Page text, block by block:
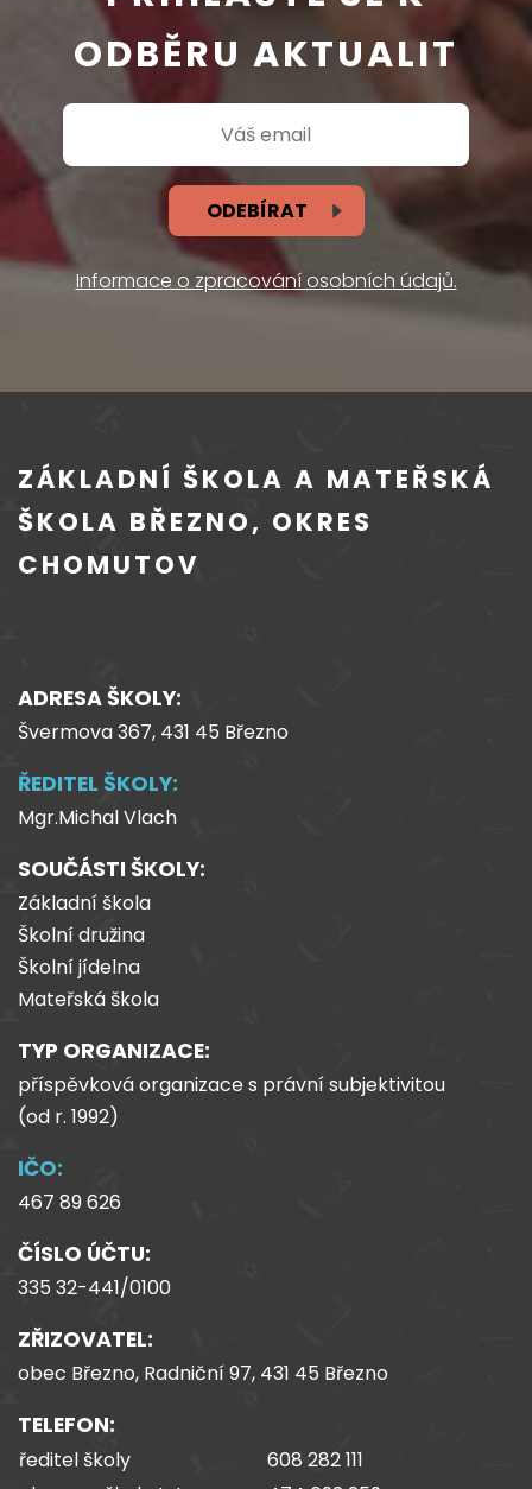
ODBĚRU AKTUALIT
ODEBÍRAT
Informace o zpracování osobních údajů.
ZÁKLADNÍ ŠKOLA A MATEŘSKÁ
ŠKOLA BŘEZNO, OKRES
CHOMUTOV
ADRESA ŠKOLY:
Švermova 367, 431 45 Březno
ŘEDITEL ŠKOLY:
Mgr.Michal Vlach
SOUČÁSTI ŠKOLY:
Základní škola
Školní družina
Školní jídelna
Mateřská škola
TYP ORGANIZACE:
příspěvková organizace s právní subjektivitou
(od r. 1992)
IČO:
467 89 626
ČÍSLO ÚČTU:
335 32-441/0100
ZŘIZOVATEL:
obec Březno, Radniční 97, 431 45 Březno
TELEFON:
ředitel školy
608 282 111